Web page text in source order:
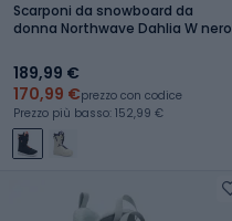
Scarponi da snowboard da
donna Northwave Dahlia W nero
189,99 €
170,99 €prezzo con codice
Prezzo più basso: 152,99 €